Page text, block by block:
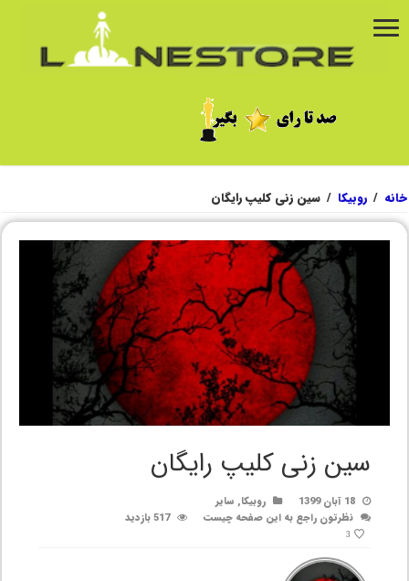
خانه / روبیکا / سین زنی کلیپ رایگان
سین زنی کلیپ رایگان
18 آبان 1399 روبیکا, سایر
نظرتون راجع به این صفحه چیست
517 بازدید
3